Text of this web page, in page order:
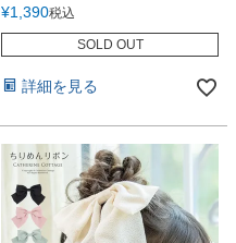
¥1,390税込
SOLD OUT
詳細を見る